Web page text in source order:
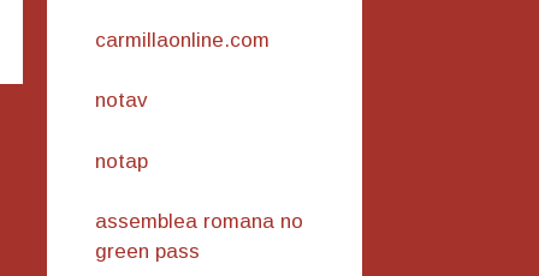
carmillaonline.com
notav
notap
assemblea romana no
green pass